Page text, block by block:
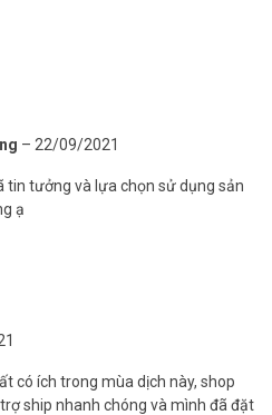
– 22/09/2021
tin tưởng và lựa chọn sử dụng sản
ạ
có ích trong mùa dịch này, shop
ship nhanh chóng và mình đã đặt